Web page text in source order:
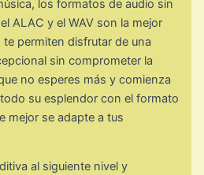
los formatos de audio sin
ALAC y el WAV son la mejor
permiten disfrutar de una
sin comprometer la
no esperes más y comienza
su esplendor con el formato
mejor se adapte a tus
al siguiente nivel y